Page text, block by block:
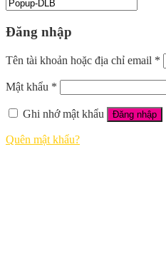
Đăng nhập
Tên tài khoản hoặc địa chỉ email *
Mật khẩu *
Ghi nhớ mật khẩu Đăng nhập
Quên mật khẩu?